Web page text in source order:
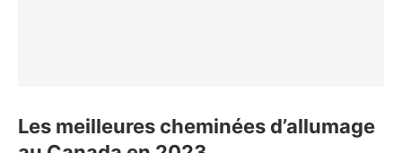
Les meilleures cheminées d’allumage